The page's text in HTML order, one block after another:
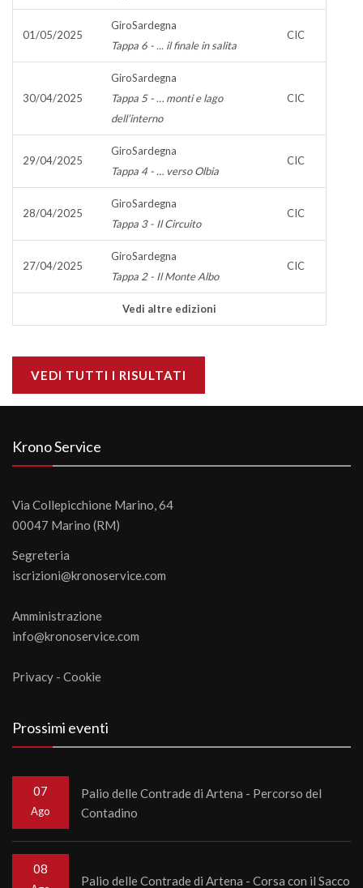
01/05/2025
GiroSardegna
Tappa 6 - ... il finale in salita
CIC
30/04/2025
GiroSardegna
Tappa 5 - … monti e lago
dell’interno
CIC
29/04/2025
GiroSardegna
Tappa 4 - … verso Olbia
CIC
28/04/2025
GiroSardegna
Tappa 3 - Il Circuito
CIC
27/04/2025
GiroSardegna
Tappa 2 - Il Monte Albo
CIC
Vedi altre edizioni
VEDI TUTTI I RISULTATI
Krono Service
Via Collepicchione Marino, 64
00047 Marino (RM)
Segreteria
iscrizioni@kronoservice.com
Amministrazione
info@kronoservice.com
Privacy - Cookie
Prossimi eventi
07
Ago
Palio delle Contrade di Artena - Percorso del
Contadino
08
Palio delle Contrade di Artena - Corsa con il Sacco